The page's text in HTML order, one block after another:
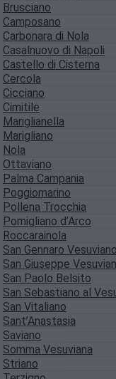
Brusciano
Camposano
Carbonara di Nola
Casalnuovo di Napoli
Castello di Cisterna
Cercola
Cicciano
Cimitile
Mariglianella
Marigliano
Nola
Ottaviano
Palma Campania
Poggiomarino
Pollena Trocchia
Pomigliano d’Arco
Roccarainola
San Gennaro Vesuviano
San Giuseppe
San Paolo Belsito
San Sebastiano al
San Vitaliano
Sant’Anastasia
Saviano
Somma Vesuviana
Striano